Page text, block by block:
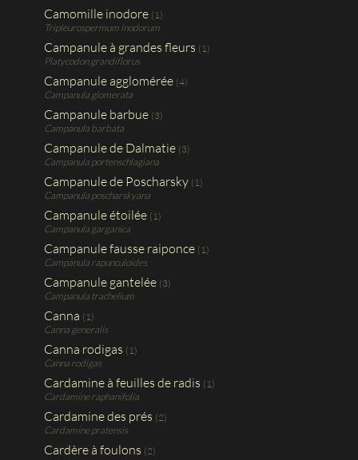
Camomille inodore (1)
Tripleurospermum inodorum
Campanule à grandes fleurs (1)
Platycodon grandiflorus
Campanule agglomérée (4)
Campanula glomerata
Campanule barbue (3)
Campanula barbata
Campanule de Dalmatie (3)
Campanula portenschlagiana
Campanule de Poscharsky (1)
Campanula poscharskyana
Campanule étoilée (1)
Campanula garganica
Campanule fausse raiponce (1)
Campanula rapunculoides
Campanule gantelée (3)
Campanula trachelium
Canna (1)
Canna generalis
Canna rodigas (1)
Canna rodigas
Cardamine à feuilles de radis (1)
Cardamine raphanifolia
Cardamine des prés (2)
Cardamine pratensis
Cardère à foulons (2)